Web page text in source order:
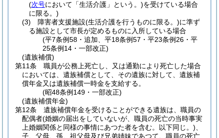
(次号において「生活介護」という。)を受けている場合
に限る。)
(3)
障害者支援施設(生活介護を行うものに限る。)に準ず
る施設として市長が定めるものに入所している場合
(平7条例58・追加、平18条例57・平23条例26・平
25条例14・一部改正)
(遺族補償)
第11条
職員が公務上死亡し、又は通勤により死亡した場合
においては、遺族補償として、その遺族に対して、遺族補
償年金又は遺族補償一時金を支給する。
(昭48条例149・一部改正)
(遺族補償年金)
第12条
遺族補償年金を受けることができる遺族は、職員の
配偶者(婚姻の届出をしていないが、職員の死亡の当時事実
上婚姻関係と同様の事情にあつた者を含む。以下同じ。)
子、父母、孫、祖父母及び兄弟姉妹であつて、職員の死亡